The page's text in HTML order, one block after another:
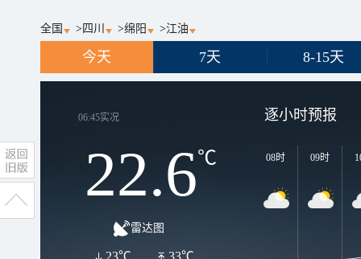
全国 > 四川 >绵阳 >江油
今天 7天 8-15天
06:45实况
22.6℃
雷达图
33℃
23℃
逐小时预报
08时 09时